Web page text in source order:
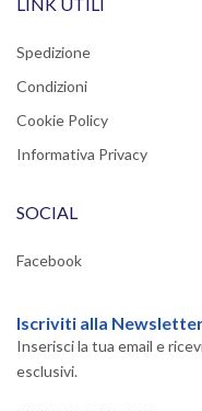
Spedizione
Condizioni
Cookie Policy
Informativa Privacy
SOCIAL
Facebook
Iscriviti alla
Inserisci la tua email e
esclusivi.